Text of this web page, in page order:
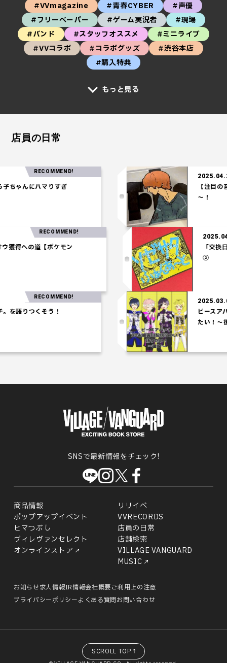
#VVmagazine
#青春CYBER
#声優
#フリーペーパー
#ゲーム実況者
#現場
#バンド
#スタッフオススメ
#ミニライブ
#VVコラボ
#コラボグッズ
#渋谷本店
#購入特典
もっと見る
店員の日常
ゃんにハマりすぎ
RECOMMEND!
2025.04.24
【注目の音
～！
オウ獲得への道【ポケモン
RECOMMEND!
「
語りつくそう！
RECOMMEND!
2025.03.06
ピースアパ
たい！～後
SNSで最新情報をチェック!
商品情報
リリイベ
ポップアップイベント
VVRECORDS
ヒマつぶし
店員の日常
ヴィレヴァンセレクト
店舗検索
オンラインストア
VILLAGE VANGUARD
MUSIC
お知らせ求人情報IR情報会社概要ご利用上の注意
プライバシーポリシーよくある質問お問い合わせ
SCROLL TOP↑